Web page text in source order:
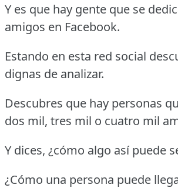
Y es que hay gente que se
amigos en Facebook.
Estando en esta red social
dignas de analizar.
Descubres que hay personas
dos mil, tres mil o cuatro mil
Y dices, ¿cómo algo así puede
¿Cómo una persona puede